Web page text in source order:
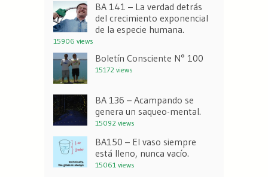
BA 141 – La verdad detrás
del crecimiento exponencial
de la especie humana.
15906 views
Boletín Consciente N° 100
15172 views
BA 136 – Acampando se
genera un saqueo-mental.
15092 views
BA150 – El vaso siempre
está lleno, nunca vacío.
15061 views